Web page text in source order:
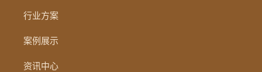
行业方案
案例展示
资讯中心